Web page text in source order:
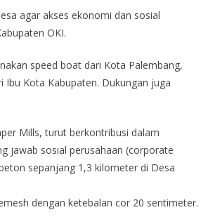
agar akses ekonomi dan sosial
OKI.
speed boat dari Kota Palembang,
Kota Kabupaten. Dukungan juga
Mills, turut berkontribusi dalam
jawab sosial perusahaan (corporate
sepanjang 1,3 kilometer di Desa
dengan ketebalan cor 20 sentimeter.